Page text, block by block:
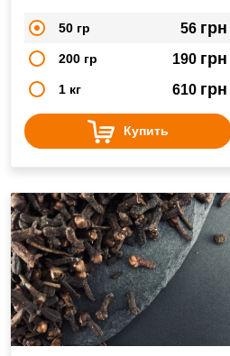
50 гр
56 грн
200 гр 190 грн
1 кг 610 грн
Купить